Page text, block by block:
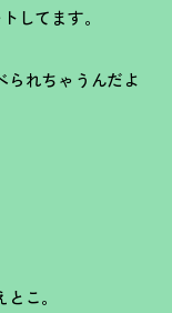
してます。
られちゃうんだよ
こ。